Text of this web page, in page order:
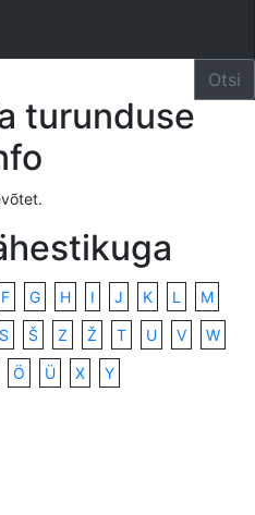
Otsi
turunduse
F G H I J K L M
S Š Z Ž T U V W
Ö Ü X Y